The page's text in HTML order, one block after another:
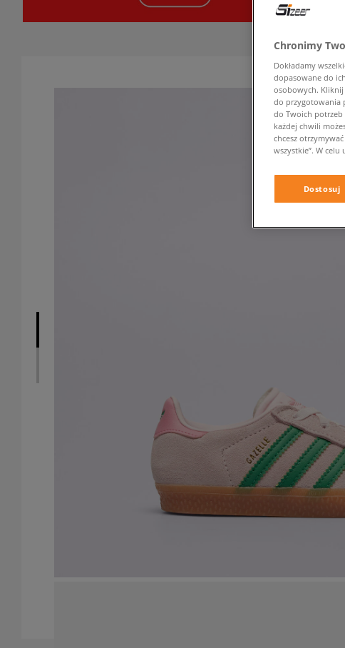
Chronimy
Dokładamy
dopasowane do
osobowych. Kliknij
do przygotowania
do Twoich potrzeb
każdej chwili
chcesz
wszystkie”. W
Dostosuj